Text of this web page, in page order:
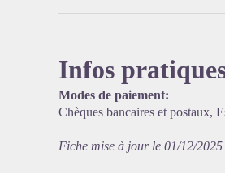
Infos
Modes de paiement:
Chèques bancaires et postaux,
Fiche mise à jour le 01/12/2025